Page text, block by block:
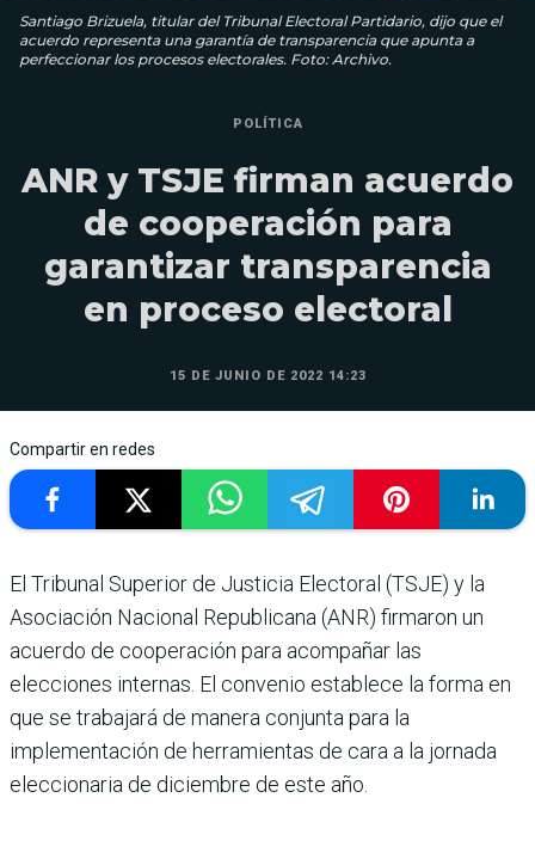
Santiago Brizuela, titular del Tribunal Electoral Partidario, dijo que el
acuerdo representa una garantía de transparencia que apunta a
perfeccionar los procesos electorales. Foto: Archivo.
POLÍTICA
ANR y TSJE firman acuerdo
de cooperación para
garantizar transparencia
en proceso electoral
15 DE JUNIO DE 2022 14:23
Compartir en redes
El Tribunal Superior de Justicia Electoral (TSJE) y la
Asociación Nacional Republicana (ANR) firmaron un
acuerdo de cooperación para acompañar las
elecciones internas. El convenio establece la forma en
que se trabajará de manera conjunta para la
implementación de herramientas de cara a la jornada
eleccionaria de diciembre de este año.